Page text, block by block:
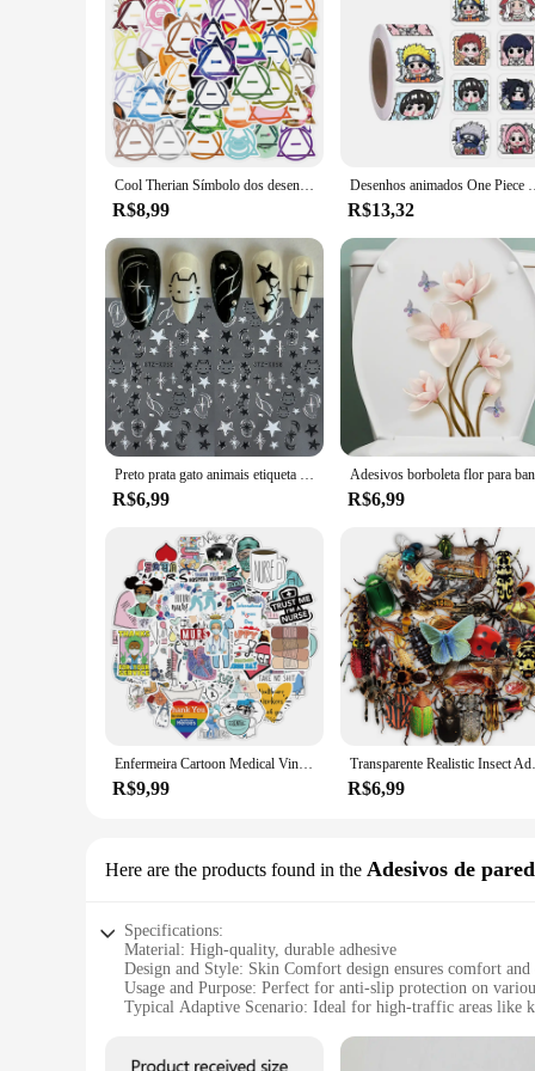
Not only do these adhesives provide exceptional
waste and promoting sustainability. Moreover, their
their customers. Whether you're an individual seeking to
Cool Therian Símbolo dos desenhos animados adesivos, Decalques DIY estética, telefone, laptop, viagem, bagagem, skate, grafite, brinquedo adesivo, 50pcs
R$8,99
Desenhos animados One Piece Naruto Adesivos,
R$13,32
Preto prata gato animais etiqueta do prego decalques y2k encantos bonito cão dos desenhos animados adesivo sliders folhas para manicure decoração da arte do prego
R$6,99 R$6,99
Enfermeira Cartoon Medical Vinyl Decal, Pacote de adesivos de enfermagem impermeável, perfeito para MacBook, telefone, laptop, 50pcs
R$9,99
Transparente Realistic
R$6,99
Here are the products found in the Adesivos de
Specifications:
Material: High-quality, durable adhesive
Design and Style: Skin Comfort design ensures comfort and
Usage and Purpose: Perfect for anti-slip protection on
Typical Adaptive Scenario: Ideal for high-traffic areas like
Performance and Property: Reusable and easy to clean,